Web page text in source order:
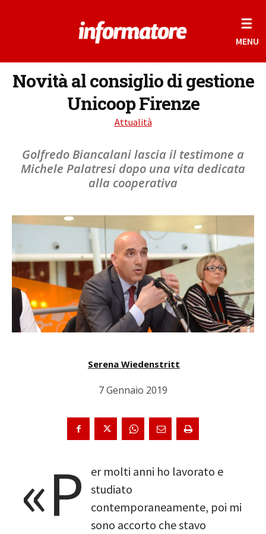
☰
MENU
Novità al consiglio di gestione
Unicoop Firenze
Attualità
Golfredo Biancalani lascia il testimone a
Michele Palatresi dopo una vita dedicata
alla cooperativa
Serena Wiedenstritt
7 Gennaio 2019
«P
er molti anni ho lavorato e
studiato
contemporaneamente, poi mi
sono accorto che stavo